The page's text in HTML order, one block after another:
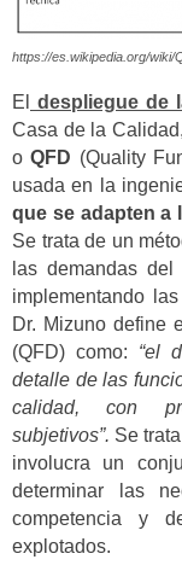
https://es.wikipedia.org/wiki/
El despliegue de
Casa de la
oQFD (Quality
usada en la
que se adapten a
Se trata de un
las demandas
implementando
Dr. Mizuno define
(QFD) como: “el
detalle de las
calidad, con
subjetivos”. Se
involucra un
determinar las
competencia y
explotados.